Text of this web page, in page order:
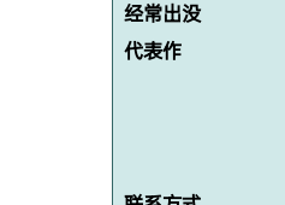
经常出没
代表作